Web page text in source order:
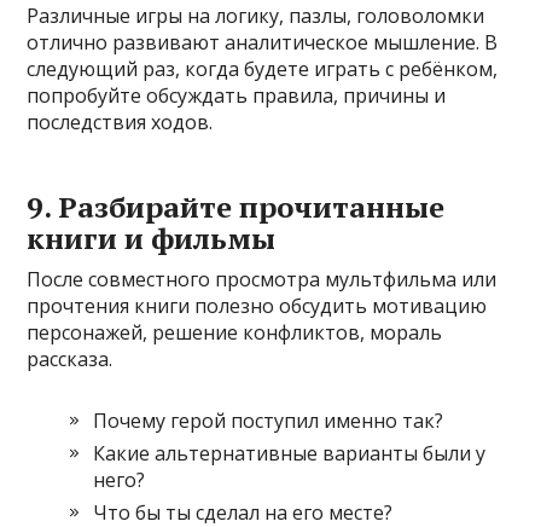
Различные игры на логику, пазлы, головоломки
отлично развивают аналитическое мышление. В
следующий раз, когда будете играть с ребёнком,
попробуйте обсуждать правила, причины и
последствия ходов.
9. Разбирайте прочитанные
книги и фильмы
После совместного просмотра мультфильма или
прочтения книги полезно обсудить мотивацию
персонажей, решение конфликтов, мораль
рассказа.
Почему герой поступил именно так?
Какие альтернативные варианты были у
него?
Что бы ты сделал на его месте?